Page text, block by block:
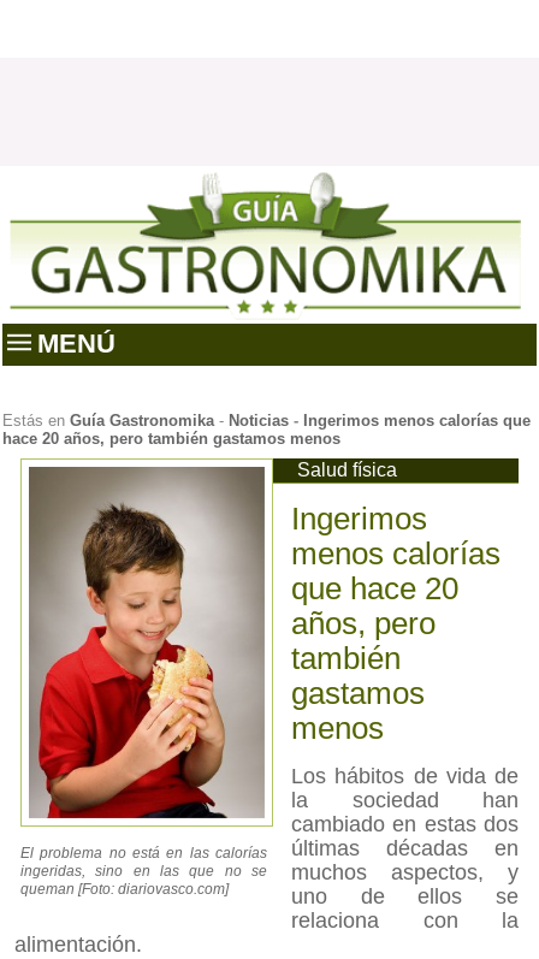
MENÚ
Estás enGuía Gastronomika- Noticias - Ingerimos menos calorías que
hace 20 años, pero también gastamos menos
El problema no está en las calorías
ingeridas, sino en las que no se
queman [Foto: diariovasco.com]
Salud física
Ingerimos
menos calorías
que hace 20
años, pero
también
gastamos
menos
Los hábitos de vida de
la sociedad han
cambiado en estas dos
últimas décadas en
muchos aspectos, y
uno de ellos se
relaciona con la
alimentación.